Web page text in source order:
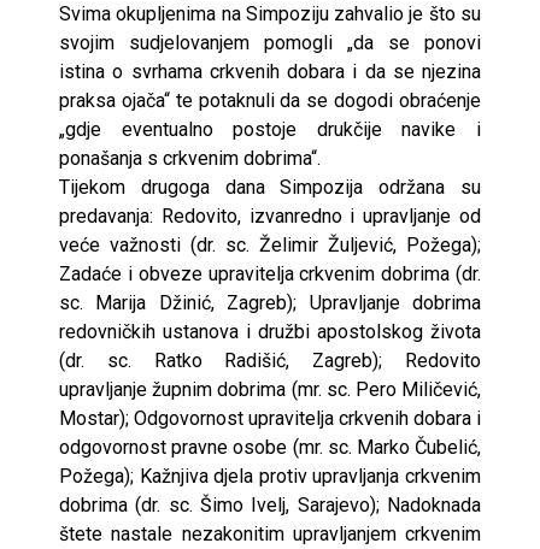
Svima okupljenima na Simpoziju zahvalio je što su
svojim sudjelovanjem pomogli „da se ponovi
istina o svrhama crkvenih dobara i da se njezina
praksa ojača“ te potaknuli da se dogodi obraćenje
„gdje eventualno postoje drukčije navike i
ponašanja s crkvenim dobrima“.
Tijekom drugoga dana Simpozija održana su
predavanja: Redovito, izvanredno i upravljanje od
veće važnosti (dr. sc. Želimir Žuljević, Požega);
Zadaće i obveze upravitelja crkvenim dobrima (dr.
sc. Marija Džinić, Zagreb); Upravljanje dobrima
redovničkih ustanova i družbi apostolskog života
(dr. sc. Ratko Radišić, Zagreb); Redovito
upravljanje župnim dobrima (mr. sc. Pero Miličević,
Mostar); Odgovornost upravitelja crkvenih dobara i
odgovornost pravne osobe (mr. sc. Marko Čubelić,
Požega); Kažnjiva djela protiv upravljanja crkvenim
dobrima (dr. sc. Šimo Ivelj, Sarajevo); Nadoknada
štete nastale nezakonitim upravljanjem crkvenim